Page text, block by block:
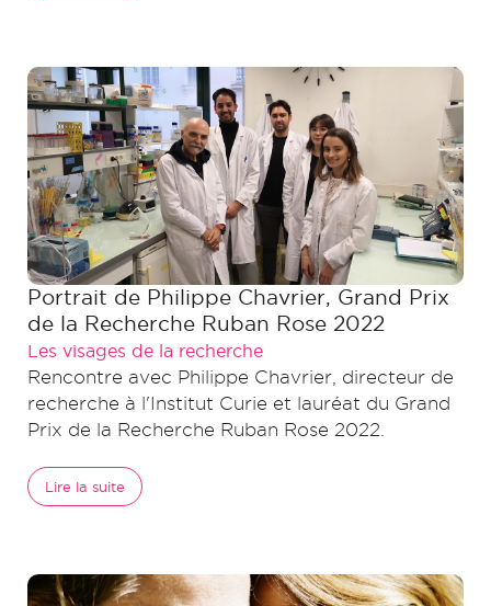
Portrait de Philippe Chavrier, Grand Prix
de la Recherche Ruban Rose 2022
Les visages de la recherche
Rencontre avec Philippe Chavrier, directeur de
recherche à l'Institut Curie et lauréat du Grand
Prix de la Recherche Ruban Rose 2022.
Lire la suite